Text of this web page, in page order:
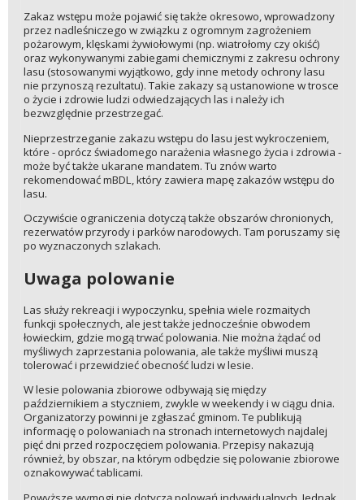
Zakaz wstępu może pojawić się także okresowo, wprowadzony
przez nadleśniczego w związku z ogromnym zagrożeniem
pożarowym, klęskami żywiołowymi (np. wiatrołomy czy okiść)
oraz wykonywanymi zabiegami chemicznymi z zakresu ochrony
lasu (stosowanymi wyjątkowo, gdy inne metody ochrony lasu
nie przynoszą rezultatu). Takie zakazy są ustanowione w trosce
o życie i zdrowie ludzi odwiedzających las i należy ich
bezwzględnie przestrzegać.
Nieprzestrzeganie zakazu wstępu do lasu jest wykroczeniem,
które - oprócz świadomego narażenia własnego życia i zdrowia -
może być także ukarane mandatem. Tu znów warto
rekomendować mBDL, który zawiera mapę zakazów wstępu do
lasu.
Oczywiście ograniczenia dotyczą także obszarów chronionych,
rezerwatów przyrody i parków narodowych. Tam poruszamy się
po wyznaczonych szlakach.
Uwaga polowanie
Las służy rekreacji i wypoczynku, spełnia wiele rozmaitych
funkcji społecznych, ale jest także jednocześnie obwodem
łowieckim, gdzie mogą trwać polowania. Nie można żądać od
myśliwych zaprzestania polowania, ale także myśliwi muszą
tolerować i przewidzieć obecność ludzi w lesie.
W lesie polowania zbiorowe odbywają się między
październikiem a styczniem, zwykle w weekendy i w ciągu dnia.
Organizatorzy powinni je zgłaszać gminom. Te publikują
informację o polowaniach na stronach internetowych najdalej
pięć dni przed rozpoczęciem polowania. Przepisy nakazują
również, by obszar, na którym odbędzie się polowanie zbiorowe
oznakowywać tablicami.